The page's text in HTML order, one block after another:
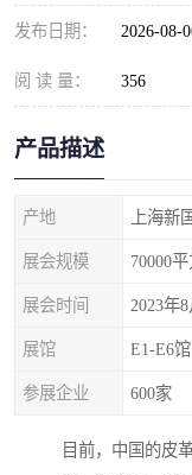
发布日期： 2026-08-
阅 读 量： 356
产品描述
产地 上海新
展会规模 70000
展会时间 2023年
展馆 E1-E6馆
参展企业 600家
目前，中国的皮